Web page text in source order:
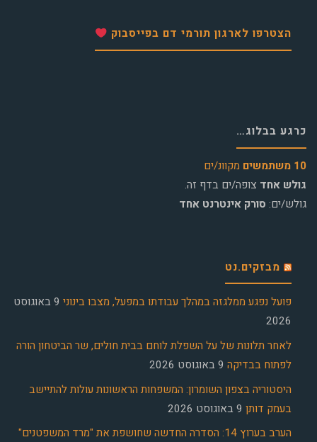
הצטרפו לארגון תורמי דם בפייסבוק
כרגע בבלוג…
10 משתמשים
מקוונ/ים
גולש אחד צופה/ים בדף זה.
גולש/ים: סורק אינטרנט אחד
מבזקים.נט
פועל נפגע ממלגזה במהלך עבודתו במפעל, מצבו בינוני
9 באוגוסט
2026
לאחר תלונות של על השפלת לוחם בבית חולים, שר הביטחון הורה
לפתוח בבדיקה 9 באוגוסט 2026
היסטוריה בצפון השומרון: המשפחות הראשונות עולות להתיישב
בעמק דותן 9 באוגוסט 2026
הערב בערוץ 14: הסדרה החדשה שחושפת את "מרד המשפטנים"